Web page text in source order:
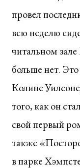
провел
всю неделю
читальном
больше нет.
Колине
того, как он
свой первый
также
в парке